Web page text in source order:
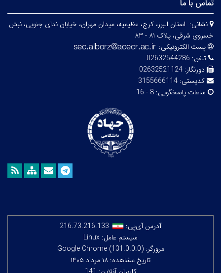
تماس با ما
نشانی: استان البرز، کرج، عظیمیه، میدان مهران، خیابان ندای جنوبی، نبش
خسروی شرقی، پلاک ۸۱ - ۸۳
پست الکترونیکی:
تلفن: 02632544286
دورنگار: 02632521124
کدپستی: 3155666114
ساعات پاسخگویی: 8 - 16
آدرس آی‌پی:
216.73.216.133
سیستم عامل: Linux
مرورگر: Google Chrome (131.0.0.0)
تاریخ مشاهده: ۱۸ مرداد ۱۴۰۵